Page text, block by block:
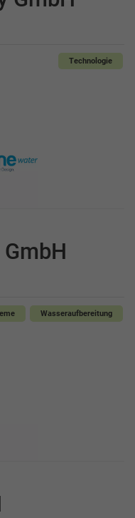
Technologie
Wasseraufbereitung